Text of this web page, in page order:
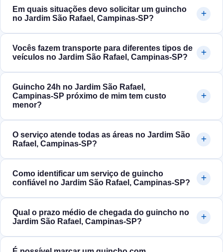
Em quais situações devo solicitar um guincho
no Jardim São Rafael, Campinas‑SP?
Vocês fazem transporte para diferentes tipos de
veículos no Jardim São Rafael, Campinas‑SP?
Guincho 24h no Jardim São Rafael,
Campinas‑SP próximo de mim tem custo
menor?
O serviço atende todas as áreas no Jardim São
Rafael, Campinas‑SP?
Como identificar um serviço de guincho
confiável no Jardim São Rafael, Campinas‑SP?
Qual o prazo médio de chegada do guincho no
Jardim São Rafael, Campinas‑SP?